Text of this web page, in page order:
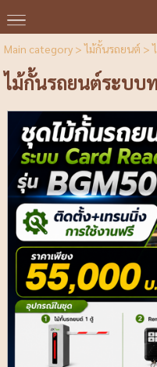
Main category>ไม้กั้นรถยนต์ >
ไม้กั้นรถยนต์ระบบ